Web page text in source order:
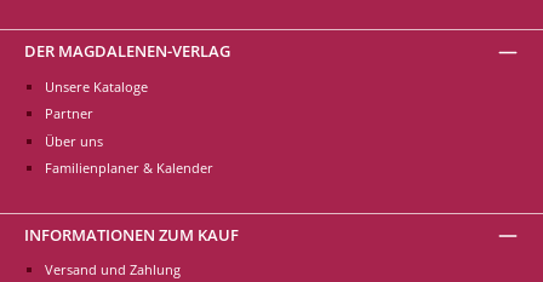
DER MAGDALENEN-VERLAG
Unsere Kataloge
Partner
Über uns
Familienplaner & Kalender
INFORMATIONEN ZUM KAUF
Versand und Zahlung